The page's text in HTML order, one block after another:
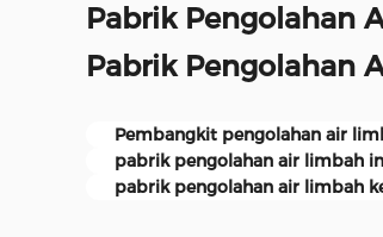
Pabrik Pengolahan
Pabrik Pengolahan
Pembangkit pengolahan air
pabrik pengolahan air limbah
pabrik pengolahan air limbah